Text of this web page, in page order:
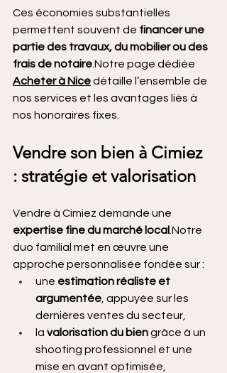
Ces économies substantielles
permettent souvent de financer une
partie des travaux, du mobilier ou des
frais de notaire.Notre page dédiée
Acheter à Nice détaille l’ensemble de
nos services et les avantages liés à
nos honoraires fixes.
Vendre son bien à Cimiez
: stratégie et valorisation
Vendre à Cimiez demande une
expertise fine du marché local .Notre
duo familial met en œuvre une
approche personnalisée fondée sur :
une estimation réaliste et
argumentée , appuyée sur les
dernières ventes du secteur,
la valorisation du bien grâce à un
shooting professionnel et une
mise en avant optimisée,